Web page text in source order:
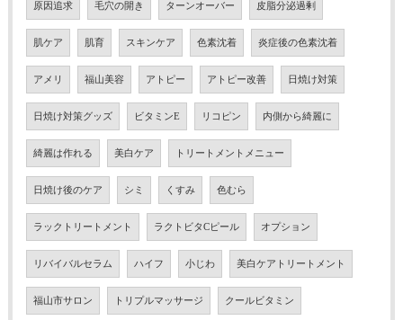
原因追求 毛穴の開き ターンオーバー 皮脂分泌過剰
肌ケア 肌育 スキンケア 色素沈着 炎症後の色素沈着
アメリ 福山美容 アトピー アトピー改善 日焼け対策
日焼け対策グッズ ビタミンE リコピン 内側から綺麗に
綺麗は作れる 美白ケア トリートメントメニュー
日焼け後のケア シミ くすみ 色むら
ラックトリートメント ラクトビタCピール オプション
リバイバルセラム ハイフ 小じわ 美白ケアトリートメント
福山市サロン トリプルマッサージ クールビタミン